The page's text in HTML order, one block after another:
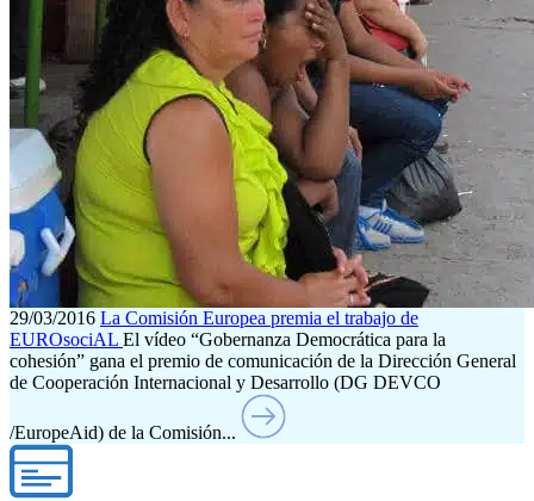
29/03/2016 La Comisión Europea premia el trabajo de
EUROsociAL El vídeo “Gobernanza Democrática para la
cohesión” gana el premio de comunicación de la Dirección General
de Cooperación Internacional y Desarrollo (DG DEVCO
/EuropeAid) de la Comisión...